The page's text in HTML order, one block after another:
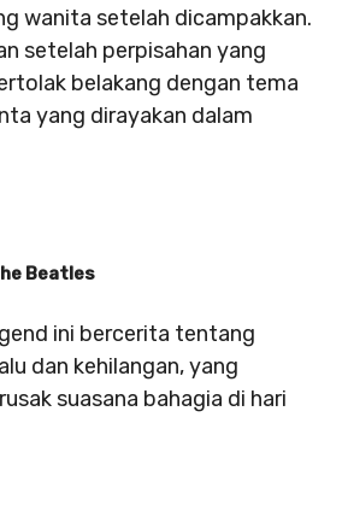
wanita setelah dicampakkan.
setelah perpisahan yang
belakang dengan tema
yang dirayakan dalam
Beatles
ini bercerita tentang
dan kehilangan, yang
suasana bahagia di hari